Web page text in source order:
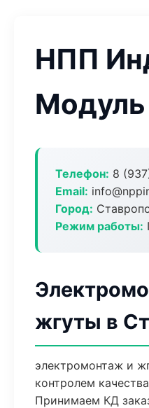
НПП
Модуль
Телефон: 8
Email:
Город:
Режим работы:
жгуты в
электромонтаж и
контролем
Принимаем КД